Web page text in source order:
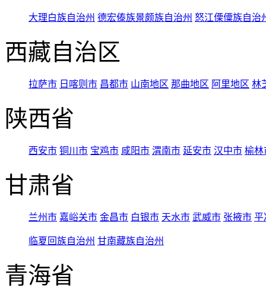
大理白族自治州 德宏傣族景颇族自治州 怒江傈僳族自治
西藏自治区
拉萨市 日喀则市 昌都市 山南地区 那曲地区 阿里地区 林
陕西省
西安市 铜川市 宝鸡市 咸阳市 渭南市 延安市 汉中市 榆林
甘肃省
兰州市 嘉峪关市 金昌市 白银市 天水市 武威市 张掖市 平
临夏回族自治州 甘南藏族自治州
青海省